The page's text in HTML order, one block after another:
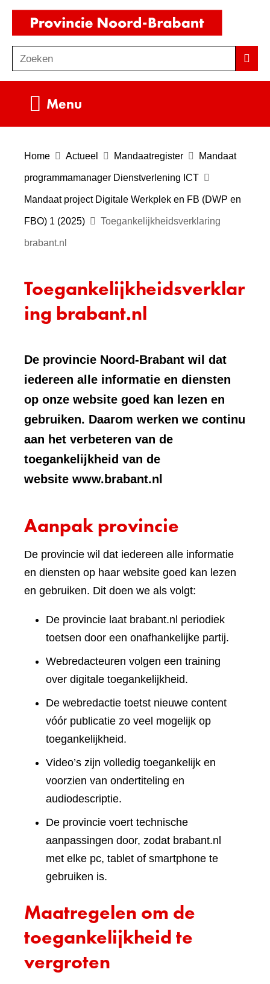
Ga
de
inhoud
o
e
Zoeken
Menu
Home Actueel Mandaatregister Mandaat
programmamanager Dienstverlening ICT
Mandaat project Digitale Werkplek en FB (DWP en
FBO) 1 (2025) Toegankelijkheidsverklaring
brabant.nl
Toegankelijkheidsverklar
ing brabant.nl
De provincie Noord-Brabant wil dat
iedereen alle informatie en diensten
op onze website goed kan lezen en
gebruiken. Daarom werken we continu
aan het verbeteren van de
toegankelijkheid van de
website www.brabant.nl
Aanpak provincie
De provincie wil dat iedereen alle informatie
en diensten op haar website goed kan lezen
en gebruiken. Dit doen we als volgt:
De provincie laat brabant.nl periodiek
toetsen door een onafhankelijke partij.
Webredacteuren volgen een training
over digitale toegankelijkheid.
De webredactie toetst nieuwe content
vóór publicatie zo veel mogelijk op
toegankelijkheid.
Video’s zijn volledig toegankelijk en
voorzien van ondertiteling en
audiodescriptie.
De provincie voert technische
aanpassingen door, zodat brabant.nl
met elke pc, tablet of smartphone te
gebruiken is.
Maatregelen om de
toegankelijkheid te
vergroten